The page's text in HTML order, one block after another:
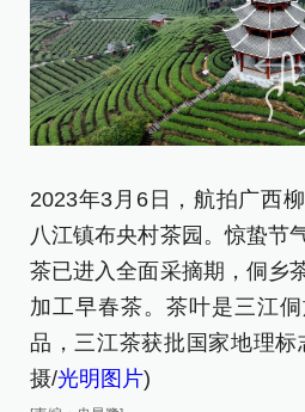
2023年3月6日，航拍广西
八江镇布央村茶园。惊蛰节
茶已进入全面采摘期，侗乡
加工早春茶。茶叶是三江
品，三江茶获批国家地理
摄/光明图片)